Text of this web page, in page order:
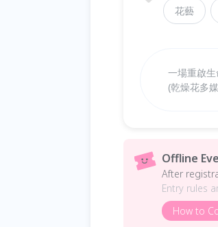
花藝
一場重啟
(乾燥花多
Offline
After
Entry rules
How to